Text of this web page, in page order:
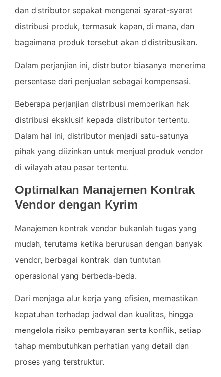
dan distributor sepakat mengenai syarat-syarat
distribusi produk, termasuk kapan, di mana, dan
bagaimana produk tersebut akan didistribusikan.
Dalam perjanjian ini, distributor biasanya menerima
persentase dari penjualan sebagai kompensasi.
Beberapa perjanjian distribusi memberikan hak
distribusi eksklusif kepada distributor tertentu.
Dalam hal ini, distributor menjadi satu-satunya
pihak yang diizinkan untuk menjual produk vendor
di wilayah atau pasar tertentu.
Optimalkan Manajemen Kontrak
Vendor dengan Kyrim
Manajemen kontrak vendor bukanlah tugas yang
mudah, terutama ketika berurusan dengan banyak
vendor, berbagai kontrak, dan tuntutan
operasional yang berbeda-beda.
Dari menjaga alur kerja yang efisien, memastikan
kepatuhan terhadap jadwal dan kualitas, hingga
mengelola risiko pembayaran serta konflik, setiap
tahap membutuhkan perhatian yang detail dan
proses yang terstruktur.